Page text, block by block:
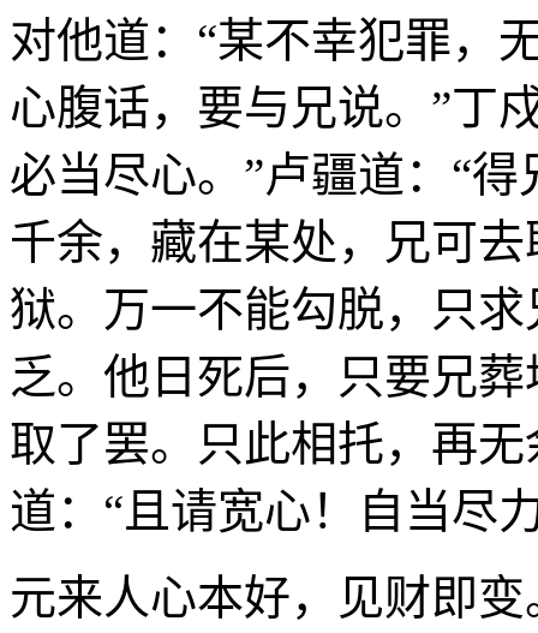
对他道：“某不幸犯罪，
心腹话，要与兄说。”丁
必当尽心。”卢疆道：“
千余，藏在某处，兄可
狱。万一不能勾脱，只
乏。他日死后，只要兄
取了罢。只此相托，再
道：“且请宽心！自当尽
元来人心本好，见财即